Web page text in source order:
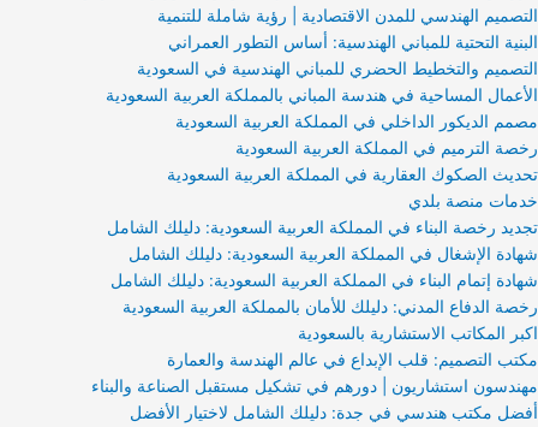
التصميم الهندسي للمدن الاقتصادية | رؤية شاملة للتنمية
البنية التحتية للمباني الهندسية: أساس التطور العمراني
التصميم والتخطيط الحضري للمباني الهندسية في السعودية
الأعمال المساحية في هندسة المباني بالمملكة العربية السعودية
مصمم الديكور الداخلي في المملكة العربية السعودية
رخصة الترميم في المملكة العربية السعودية
تحديث الصكوك العقارية في المملكة العربية السعودية
خدمات منصة بلدي
تجديد رخصة البناء في المملكة العربية السعودية: دليلك الشامل
شهادة الإشغال في المملكة العربية السعودية: دليلك الشامل
شهادة إتمام البناء في المملكة العربية السعودية: دليلك الشامل
رخصة الدفاع المدني: دليلك للأمان بالمملكة العربية السعودية
اكبر المكاتب الاستشارية بالسعودية
مكتب التصميم: قلب الإبداع في عالم الهندسة والعمارة
مهندسون استشاريون | دورهم في تشكيل مستقبل الصناعة والبناء
أفضل مكتب هندسي في جدة: دليلك الشامل لاختيار الأفضل